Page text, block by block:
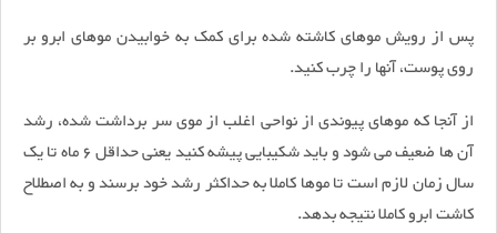
پس از رویش موهای کاشته شده برای کمک به خوابیدن موهای ابرو بر
روی پوست، آنها را چرب کنید.
از آنجا که موهای پیوندی از نواحی اغلب از موی سر برداشت شده، رشد
آن ها ضعیف می شود و باید شکیبایی پیشه کنید یعنی حداقل 6 ماه تا یک
سال زمان لازم است تا موها کاملا به حداکثر رشد خود برسند و به اصطلاح
کاشت ابرو کاملا نتیجه بدهد.